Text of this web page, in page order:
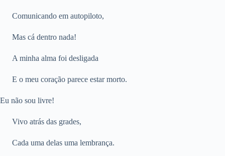
Comunicando em autopiloto,
Mas cá dentro nada!
A minha alma foi desligada
E o meu coração parece estar morto.
Eu não sou livre!
Vivo atrás das grades,
Cada uma delas uma lembrança.